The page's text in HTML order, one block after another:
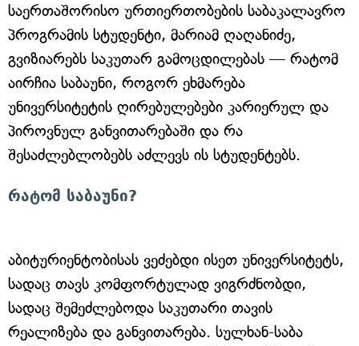
საერთაშორისო ურთიერთობების საბაკალავრო
პროგრამის სტუდენტი, მარიამ ღაღანიძე,
გვიზიარებს საკუთარ გამოცდილებას — რატომ
აირჩია საბაუნი, როგორ ეხმარება
უნივერსიტეტის ღირებულებები კარიერულ და
პიროვნულ განვითარებაში და რა
შესაძლებლობებს აძლევს ის სტუდენტებს.
რატომ საბაუნი?
აბიტურიენტობისას ვეძებდი ისეთ უნივერსიტეტს,
სადაც თავს კომფორტულად ვიგრძნობდი,
სადაც შემეძლებოდა საკუთარი თავის
რეალიზება და განვითარება. სულხან-საბა